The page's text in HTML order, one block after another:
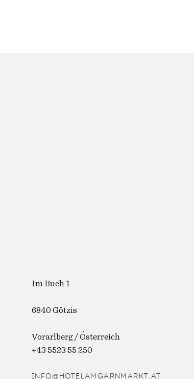
Im Buch 1
6840 Götzis
Vorarlberg / Österreich
+43 5523 55 250
INFO@HOTELAMGARNMARKT.AT